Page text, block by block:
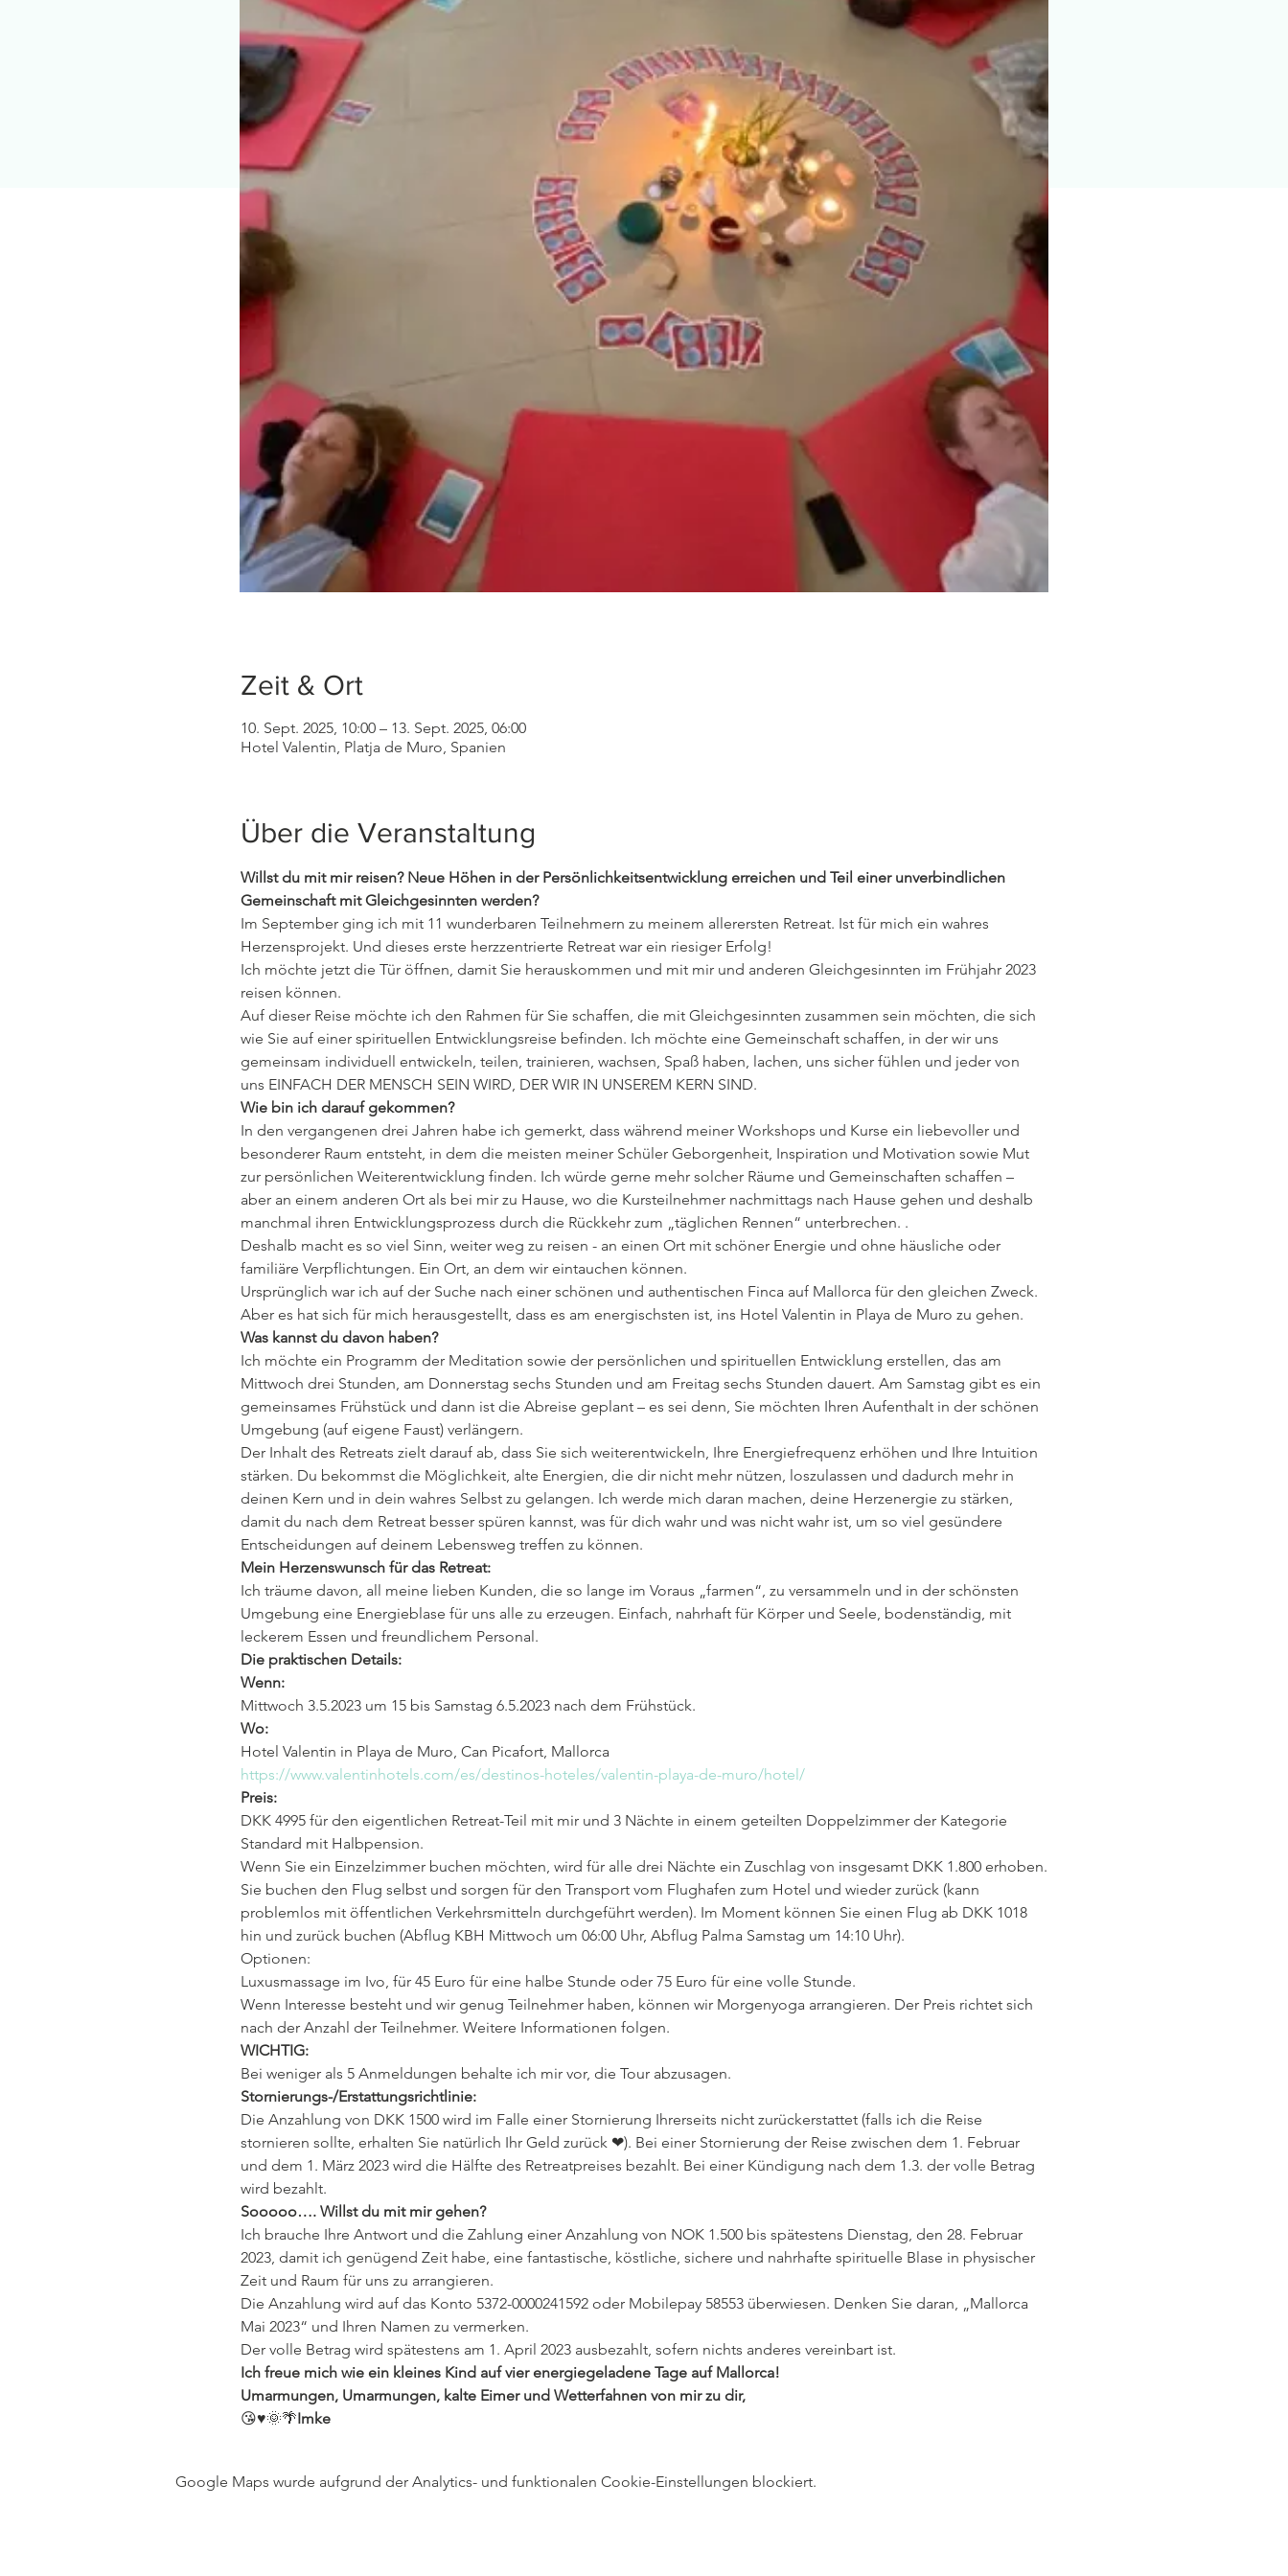
Zeit & Ort
10. Sept. 2025, 10:00 – 13. Sept. 2025, 06:00
Hotel Valentin, Platja de Muro, Spanien
Über die Veranstaltung
Willst du mit mir reisen? Neue Höhen in der Persönlichkeitsentwicklung erreichen und Teil einer unverbindlichen
Gemeinschaft mit Gleichgesinnten werden?
Im September ging ich mit 11 wunderbaren Teilnehmern zu meinem allerersten Retreat. Ist für mich ein wahres
Herzensprojekt. Und dieses erste herzzentrierte Retreat war ein riesiger Erfolg!
Ich möchte jetzt die Tür öffnen, damit Sie herauskommen und mit mir und anderen Gleichgesinnten im Frühjahr 2023
reisen können.
Auf dieser Reise möchte ich den Rahmen für Sie schaffen, die mit Gleichgesinnten zusammen sein möchten, die sich
wie Sie auf einer spirituellen Entwicklungsreise befinden. Ich möchte eine Gemeinschaft schaffen, in der wir uns
gemeinsam individuell entwickeln, teilen, trainieren, wachsen, Spaß haben, lachen, uns sicher fühlen und jeder von
uns EINFACH DER MENSCH SEIN WIRD, DER WIR IN UNSEREM KERN SIND.
Wie bin ich darauf gekommen?
In den vergangenen drei Jahren habe ich gemerkt, dass während meiner Workshops und Kurse ein liebevoller und
besonderer Raum entsteht, in dem die meisten meiner Schüler Geborgenheit, Inspiration und Motivation sowie Mut
zur persönlichen Weiterentwicklung finden. Ich würde gerne mehr solcher Räume und Gemeinschaften schaffen –
aber an einem anderen Ort als bei mir zu Hause, wo die Kursteilnehmer nachmittags nach Hause gehen und deshalb
manchmal ihren Entwicklungsprozess durch die Rückkehr zum „täglichen Rennen“ unterbrechen. .
Deshalb macht es so viel Sinn, weiter weg zu reisen - an einen Ort mit schöner Energie und ohne häusliche oder
familiäre Verpflichtungen. Ein Ort, an dem wir eintauchen können.
Ursprünglich war ich auf der Suche nach einer schönen und authentischen Finca auf Mallorca für den gleichen Zweck.
Aber es hat sich für mich herausgestellt, dass es am energischsten ist, ins Hotel Valentin in Playa de Muro zu gehen.
Was kannst du davon haben?
Ich möchte ein Programm der Meditation sowie der persönlichen und spirituellen Entwicklung erstellen, das am
Mittwoch drei Stunden, am Donnerstag sechs Stunden und am Freitag sechs Stunden dauert. Am Samstag gibt es ein
gemeinsames Frühstück und dann ist die Abreise geplant – es sei denn, Sie möchten Ihren Aufenthalt in der schönen
Umgebung (auf eigene Faust) verlängern.
Der Inhalt des Retreats zielt darauf ab, dass Sie sich weiterentwickeln, Ihre Energiefrequenz erhöhen und Ihre Intuition
stärken. Du bekommst die Möglichkeit, alte Energien, die dir nicht mehr nützen, loszulassen und dadurch mehr in
deinen Kern und in dein wahres Selbst zu gelangen. Ich werde mich daran machen, deine Herzenergie zu stärken,
damit du nach dem Retreat besser spüren kannst, was für dich wahr und was nicht wahr ist, um so viel gesündere
Entscheidungen auf deinem Lebensweg treffen zu können.
Mein Herzenswunsch für das Retreat:
Ich träume davon, all meine lieben Kunden, die so lange im Voraus „farmen“, zu versammeln und in der schönsten
Umgebung eine Energieblase für uns alle zu erzeugen. Einfach, nahrhaft für Körper und Seele, bodenständig, mit
leckerem Essen und freundlichem Personal.
Die praktischen Details:
Wenn:
Mittwoch 3.5.2023 um 15 bis Samstag 6.5.2023 nach dem Frühstück.
Wo:
Hotel Valentin in Playa de Muro, Can Picafort, Mallorca
https://www.valentinhotels.com/es/destinos-hoteles/valentin-playa-de-muro/hotel/
Preis:
DKK 4995 für den eigentlichen Retreat-Teil mit mir und 3 Nächte in einem geteilten Doppelzimmer der Kategorie
Standard mit Halbpension.
Wenn Sie ein Einzelzimmer buchen möchten, wird für alle drei Nächte ein Zuschlag von insgesamt DKK 1.800 erhoben.
Sie buchen den Flug selbst und sorgen für den Transport vom Flughafen zum Hotel und wieder zurück (kann
problemlos mit öffentlichen Verkehrsmitteln durchgeführt werden). Im Moment können Sie einen Flug ab DKK 1018
hin und zurück buchen (Abflug KBH Mittwoch um 06:00 Uhr, Abflug Palma Samstag um 14:10 Uhr).
Optionen:
Luxusmassage im Ivo, für 45 Euro für eine halbe Stunde oder 75 Euro für eine volle Stunde.
Wenn Interesse besteht und wir genug Teilnehmer haben, können wir Morgenyoga arrangieren. Der Preis richtet sich
nach der Anzahl der Teilnehmer. Weitere Informationen folgen.
WICHTIG:
Bei weniger als 5 Anmeldungen behalte ich mir vor, die Tour abzusagen.
Stornierungs-/Erstattungsrichtlinie:
Die Anzahlung von DKK 1500 wird im Falle einer Stornierung Ihrerseits nicht zurückerstattet (falls ich die Reise
stornieren sollte, erhalten Sie natürlich Ihr Geld zurück ❤). Bei einer Stornierung der Reise zwischen dem 1. Februar
und dem 1. März 2023 wird die Hälfte des Retreatpreises bezahlt. Bei einer Kündigung nach dem 1.3. der volle Betrag
wird bezahlt.
Sooooo…. Willst du mit mir gehen?
Ich brauche Ihre Antwort und die Zahlung einer Anzahlung von NOK 1.500 bis spätestens Dienstag, den 28. Februar
2023, damit ich genügend Zeit habe, eine fantastische, köstliche, sichere und nahrhafte spirituelle Blase in physischer
Zeit und Raum für uns zu arrangieren.
Die Anzahlung wird auf das Konto 5372-0000241592 oder Mobilepay 58553 überwiesen. Denken Sie daran, „Mallorca
Mai 2023“ und Ihren Namen zu vermerken.
Der volle Betrag wird spätestens am 1. April 2023 ausbezahlt, sofern nichts anderes vereinbart ist.
Ich freue mich wie ein kleines Kind auf vier energiegeladene Tage auf Mallorca!
Umarmungen, Umarmungen, kalte Eimer und Wetterfahnen von mir zu dir,
😘♥️🌞🌴Imke
Google Maps wurde aufgrund der Analytics- und funktionalen Cookie-Einstellungen blockiert.